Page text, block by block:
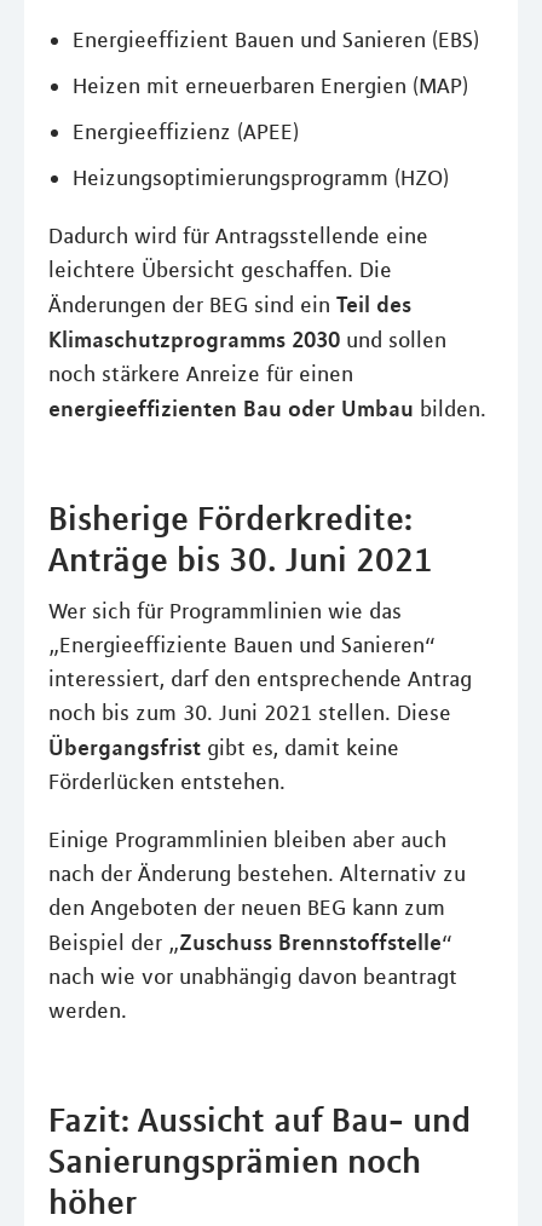
Energieeffizient Bauen und Sanieren (EBS)
Heizen mit erneuerbaren Energien (MAP)
Energieeffizienz (APEE)
Heizungsoptimierungsprogramm (HZO)
Dadurch wird für Antragsstellende eine
leichtere Übersicht geschaffen. Die
Änderungen der BEG sind ein Teil des
Klimaschutzprogramms 2030 und sollen
noch stärkere Anreize für einen
energieeffizienten Bau oder Umbau bilden.
Bisherige Förderkredite:
Anträge bis 30. Juni 2021
Wer sich für Programmlinien wie das
„Energieeffiziente Bauen und Sanieren“
interessiert, darf den entsprechende Antrag
noch bis zum 30. Juni 2021 stellen. Diese
Übergangsfrist gibt es, damit keine
Förderlücken entstehen.
Einige Programmlinien bleiben aber auch
nach der Änderung bestehen. Alternativ zu
den Angeboten der neuen BEG kann zum
Beispiel der „Zuschuss Brennstoffstelle“
nach wie vor unabhängig davon beantragt
werden.
Fazit: Aussicht auf Bau- und
Sanierungsprämien noch
höher